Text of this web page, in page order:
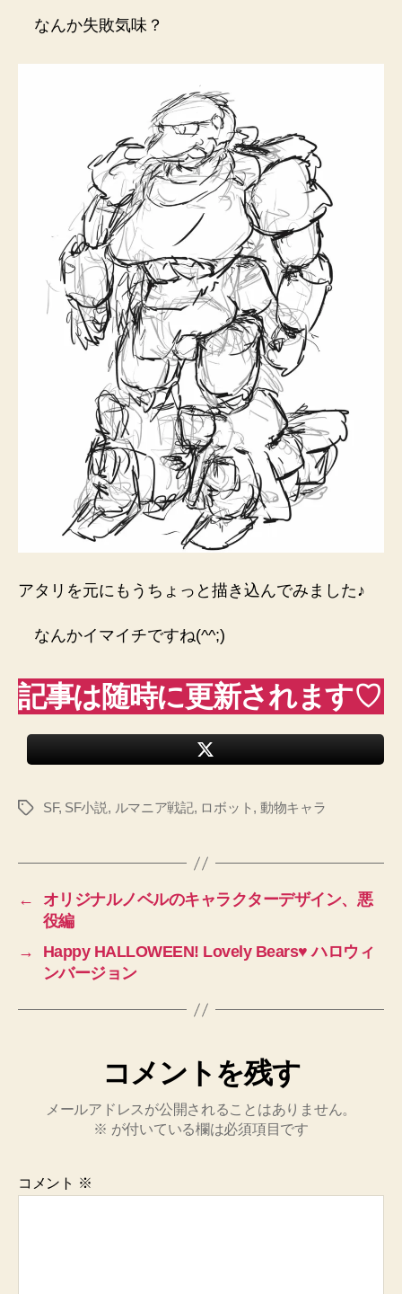
なんか失敗気味？
アタリを元にもうちょっと描き込んでみました♪
なんかイマイチですね(^^;)
記事は随時に更新されます♡
タ
SF, SF小説, ルマニア戦記, ロボット , 動物キャラ
←
オリジナルノベルのキャラクターデザイン、悪
役編
→
Happy HALLOWEEN! Lovely Bears♥ ハロウィ
ンバージョン
コメントを残す
メールアドレスが公開されることはありません。
※ が付いている欄は必須項目です
コメント ※